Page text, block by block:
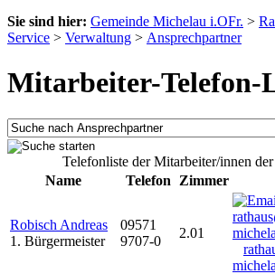
Sie sind hier: Gemeinde Michelau i.OFr. >
Service > Verwaltung > Ansprechpartner
Mitarbeiter-Telefon-
Telefonliste der Mitarbeiter/innen
Name
Telefon Zimmer
Robisch Andreas
1. Bürgermeister
09571
9707-0
2.01